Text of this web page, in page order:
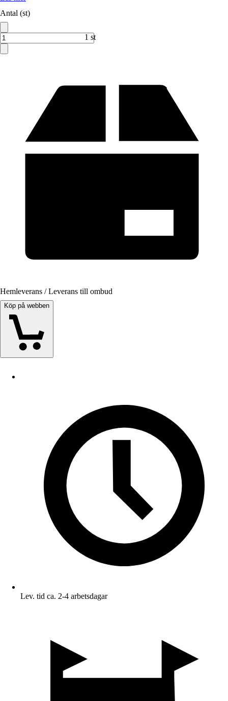
Antal (st)
1 st
Hemleverans / Leverans till ombud
Köp på webben
Lev. tid ca. 2-4 arbetsdagar